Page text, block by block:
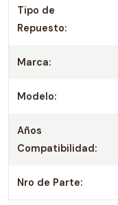
Tipo de
Repuesto:
Marca:
Modelo:
Años
Compatibilidad:
Nro de Parte: